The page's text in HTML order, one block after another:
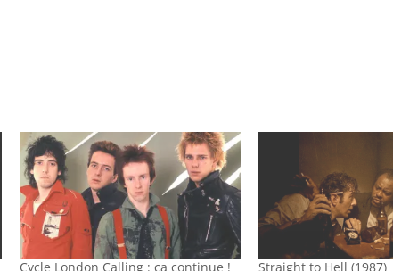
Cycle London Calling : ça continue ! Straight to Hell (1987)